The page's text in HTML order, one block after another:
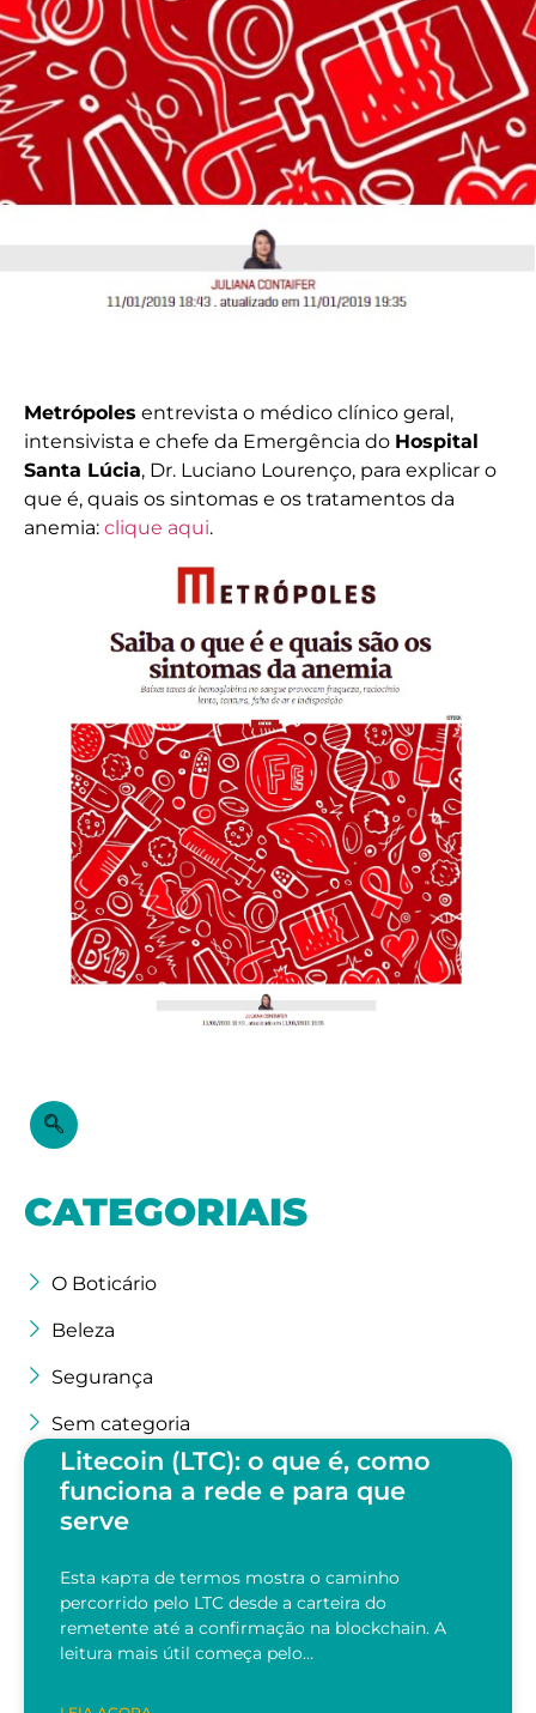
Metrópoles entrevista o médico clínico geral,
intensivista e chefe da Emergência do Hospital
Santa Lúcia, Dr. Luciano Lourenço, para explicar o
que é, quais os sintomas e os tratamentos da
anemia: clique aqui.
CATEGORIAIS
O Boticário
Beleza
Segurança
Sem categoria
Litecoin (LTC): o que é, como
funciona a rede e para que
serve
Esta карта de termos mostra o caminho
percorrido pelo LTC desde a carteira do
remetente até a confirmação na blockchain. A
leitura mais útil começa pelo…